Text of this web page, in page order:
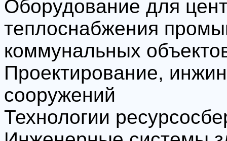
Оборудование для
теплоснабжения
коммунальных
Проектирование,
сооружений
Технологии